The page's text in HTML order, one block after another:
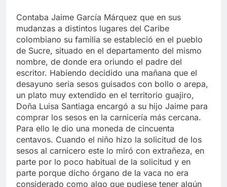
Contaba Jaime García Márquez que en sus
mudanzas a distintos lugares del Caribe
colombiano su familia se estableció en el pueblo
de Sucre, situado en el departamento del mismo
nombre, de donde era oriundo el padre del
escritor. Habiendo decidido una mañana que el
desayuno seria sesos guisados con bollo o arepa,
un plato muy extendido en el territorio guajiro,
Doña Luisa Santiaga encargó a su hijo Jaime para
comprar los sesos en la carnicería más cercana.
Para ello le dio una moneda de cincuenta
centavos. Cuando el niño hizo la solicitud de los
sesos al carnicero este lo miró con extrañeza, en
parte por lo poco habitual de la solicitud y en
parte porque dicho órgano de la vaca no era
considerado como algo que pudiese tener algún